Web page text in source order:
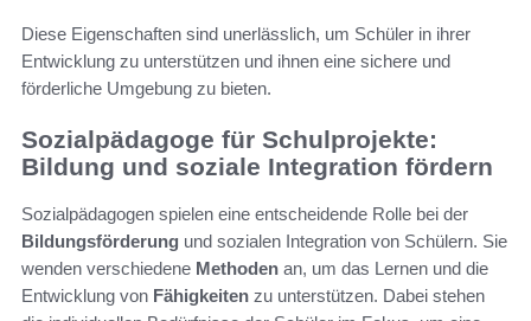
Diese Eigenschaften sind unerlässlich, um Schüler in ihrer
Entwicklung zu unterstützen und ihnen eine sichere und
förderliche Umgebung zu bieten.
Sozialpädagoge für Schulprojekte:
Bildung und soziale Integration fördern
Sozialpädagogen spielen eine entscheidende Rolle bei der
Bildungsförderung und sozialen Integration von Schülern. Sie
wenden verschiedene Methoden an, um das Lernen und die
Entwicklung von Fähigkeiten zu unterstützen. Dabei stehen